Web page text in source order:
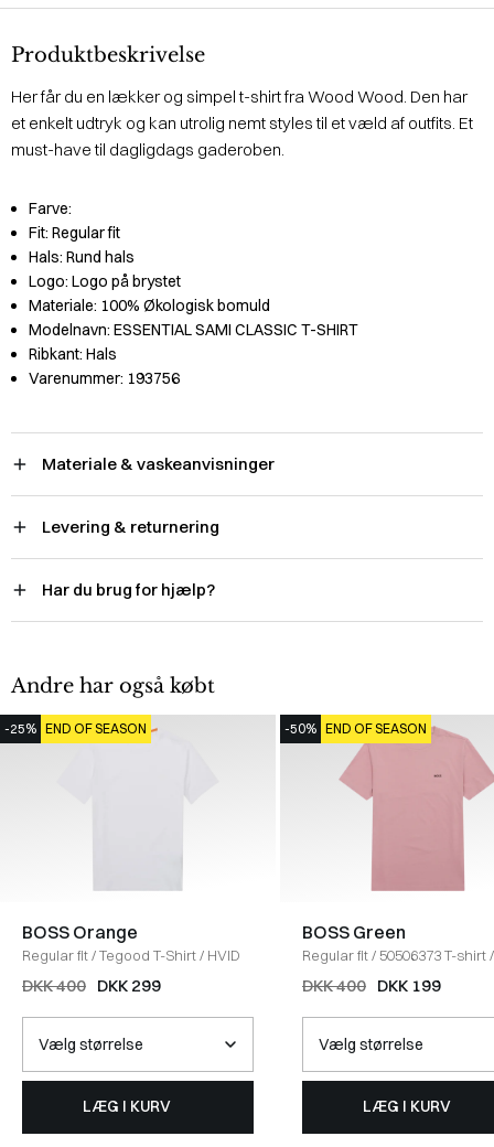
Produktbeskrivelse
Her får du en lækker og simpel t-shirt fra Wood Wood. Den har
et enkelt udtryk og kan utrolig nemt styles til et væld af outfits. Et
must-have til dagligdags gaderoben.
Farve:
Fit: Regular fit
Hals: Rund hals
Logo: Logo på brystet
Materiale: 100% Økologisk bomuld
Modelnavn: ESSENTIAL SAMI CLASSIC T-SHIRT
Ribkant: Hals
Varenummer: 193756
Materiale & vaskeanvisninger
Levering & returnering
Har du brug for hjælp?
Andre har også købt
-25% END OF SEASON
BOSS Orange
Regular fit/Tegood T-Shirt/ HVID
DKK 400 DKK 299
LÆG I KURV
-50% END OF SEASON
BOSS Green
Regular fit/ 50506373 T-shirt/
RØD
DKK 400 DKK 199
LÆG I KURV